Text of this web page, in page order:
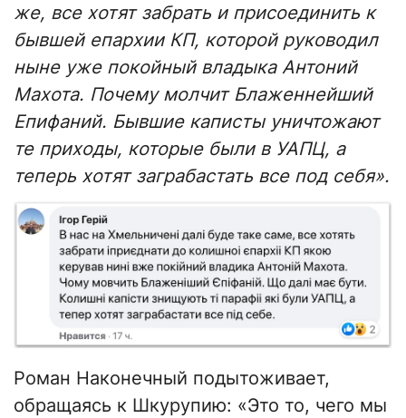
же, все хотят забрать и присоединить к
бывшей епархии КП, которой руководил
ныне уже покойный владыка Антоний
Махота. Почему молчит Блаженнейший
Епифаний. Бывшие каписты уничтожают
те приходы, которые были в УАПЦ, а
теперь хотят заграбастать все под себя».
Роман Наконечный подытоживает,
обращаясь к Шкурупию: «Это то, чего мы